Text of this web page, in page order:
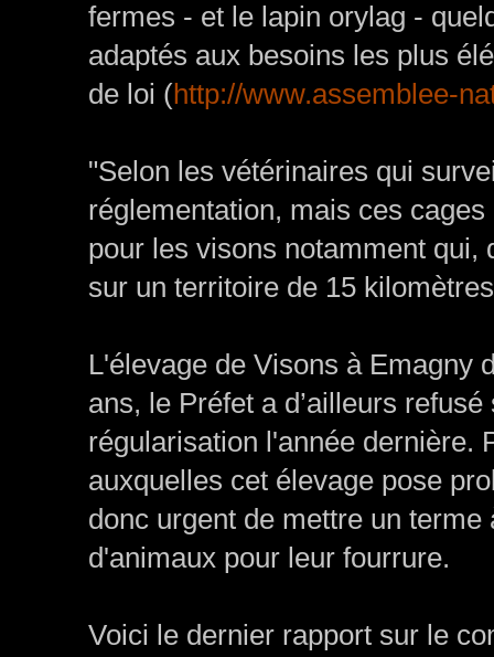
fermes - et le lapin orylag -
adaptés aux besoins les plus
de loi (http://www.assemblee-
"Selon les vétérinaires qui
réglementation, mais ces
pour les visons notamment qui,
sur un territoire de 15
L'élevage de Visons à Emagny
ans, le Préfet a d’ailleurs
régularisation l'année dernière.
auxquelles cet élevage pose
donc urgent de mettre un
d'animaux pour leur fourrure.
Voici le dernier rapport sur le